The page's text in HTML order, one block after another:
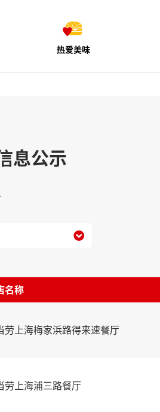
热爱美味
息公示

名称
劳上海梅家浜路得来速餐厅
劳上海浦三路餐厅